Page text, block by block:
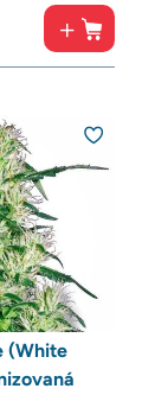
(White